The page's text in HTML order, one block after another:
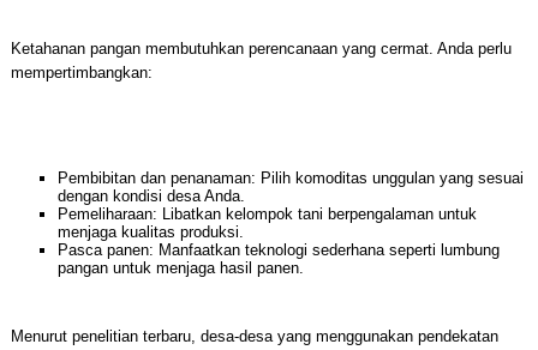
Ketahanan pangan membutuhkan perencanaan yang cermat. Anda perlu
mempertimbangkan:
Pembibitan dan penanaman: Pilih komoditas unggulan yang sesuai
dengan kondisi desa Anda.
Pemeliharaan: Libatkan kelompok tani berpengalaman untuk
menjaga kualitas produksi.
Pasca panen: Manfaatkan teknologi sederhana seperti lumbung
pangan untuk menjaga hasil panen.
Menurut penelitian terbaru, desa-desa yang menggunakan pendekatan